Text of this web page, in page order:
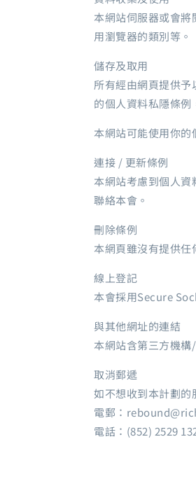
本網站伺服器或會
用瀏覽器的類別等。
儲存及取用
所有經由網頁提供
的個人資料私隱條
本網站可能使用你
連接 / 更新條例
本網站考慮到個人
聯絡本會。
刪除條例
本網頁雖沒有提供任
線上登記
本會採用Secure
與其他網址的連結
本網站含第三方機
取消郵遞
如不想收到本計劃的
電郵：
電話：(852) 2529